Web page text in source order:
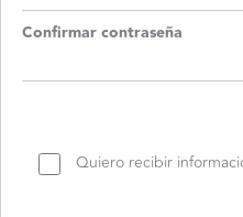
Confirmar contraseña
Quiero recibir